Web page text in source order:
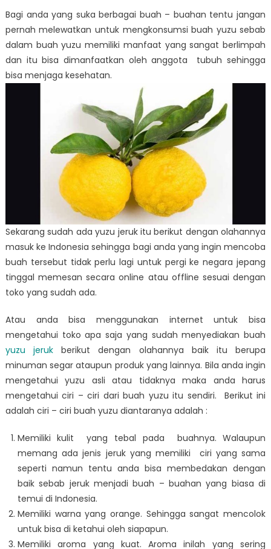
Bagi anda yang suka berbagai buah – buahan tentu jangan
pernah melewatkan untuk mengkonsumsi buah yuzu sebab
dalam buah yuzu memiliki manfaat yang sangat berlimpah
dan itu bisa dimanfaatkan oleh anggota tubuh sehingga
bisa menjaga kesehatan.
Sekarang sudah ada yuzu jeruk itu berikut dengan olahannya
masuk ke Indonesia sehingga bagi anda yang ingin mencoba
buah tersebut tidak perlu lagi untuk pergi ke negara jepang
tinggal memesan secara online atau offline sesuai dengan
toko yang sudah ada.
Atau anda bisa menggunakan internet untuk bisa
mengetahui toko apa saja yang sudah menyediakan buah
yuzu jeruk berikut dengan olahannya baik itu berupa
minuman segar ataupun produk yang lainnya. Bila anda ingin
mengetahui yuzu asli atau tidaknya maka anda harus
mengetahui ciri – ciri dari buah yuzu itu sendiri. Berikut ini
adalah ciri – ciri buah yuzu diantaranya adalah :
Memiliki kulit yang tebal pada buahnya. Walaupun
memang ada jenis jeruk yang memiliki ciri yang sama
seperti namun tentu anda bisa membedakan dengan
baik sebab jeruk menjadi buah – buahan yang biasa di
temui di Indonesia.
Memiliki warna yang orange. Sehingga sangat mencolok
untuk bisa di ketahui oleh siapapun.
Memiliki aroma yang kuat. Aroma inilah yang sering